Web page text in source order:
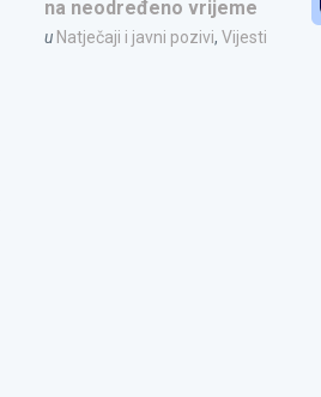
na neodređeno vrijeme
u Natječaji i javni pozivi, Vijesti